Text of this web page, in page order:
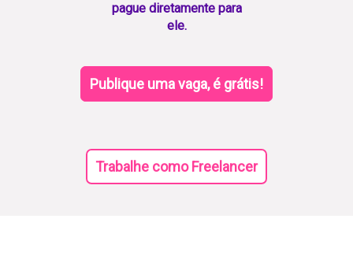
pague diretamente para
ele.
Publique uma vaga, é grátis!
Trabalhe como Freelancer